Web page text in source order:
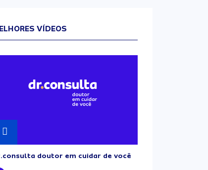
VÍDEOS
doutor em cuidar de você